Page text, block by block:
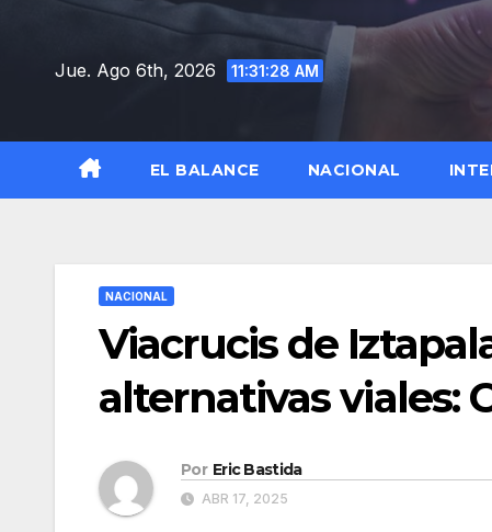
contenidoJue. Ago 6th, 2026 11:31:29 AM
EL BALANCE NACIONAL
NACIONAL
Viacrucis de
alternativas viales:
Por Eric Bastida
ABR 17, 2025